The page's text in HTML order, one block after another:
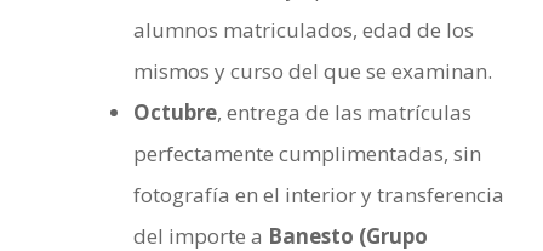
alumnos matriculados, edad de los
mismos y curso del que se examinan.
Octubre, entrega de las matrículas
perfectamente cumplimentadas, sin
fotografía en el interior y transferencia
del importe a Banesto (Grupo